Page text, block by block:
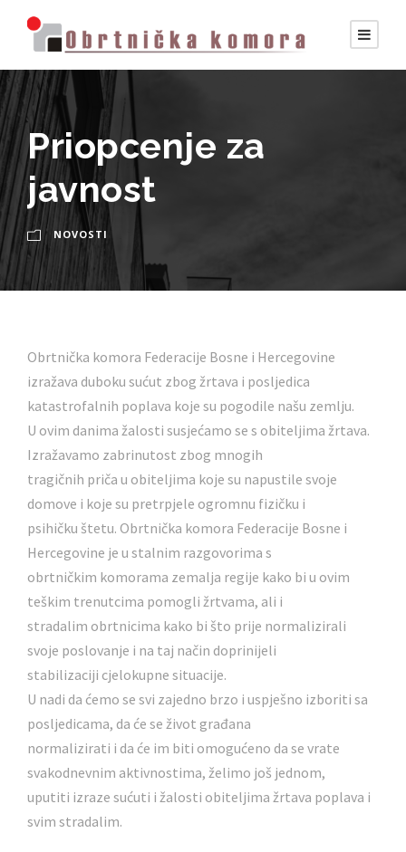
Priopcenje za
javnost
NOVOSTI
Obrtnička komora Federacije Bosne i Hercegovine
izražava duboku sućut zbog žrtava i posljedica
katastrofalnih poplava koje su pogodile našu zemlju.
U ovim danima žalosti susjećamo se s obiteljima žrtava.
Izražavamo zabrinutost zbog mnogih
tragičnih priča u obiteljima koje su napustile svoje
domove i koje su pretrpjele ogromnu fizičku i
psihičku štetu. Obrtnička komora Federacije Bosne i
Hercegovine je u stalnim razgovorima s
obrtničkim komorama zemalja regije kako bi u ovim
teškim trenutcima pomogli žrtvama, ali i
stradalim obrtnicima kako bi što prije normalizirali
svoje poslovanje i na taj način doprinijeli
stabilizaciji cjelokupne situacije.
U nadi da ćemo se svi zajedno brzo i uspješno izboriti sa
posljedicama, da će se život građana
normalizirati i da će im biti omogućeno da se vrate
svakodnevnim aktivnostima, želimo još jednom,
uputiti izraze sućuti i žalosti obiteljima žrtava poplava i
svim stradalim.